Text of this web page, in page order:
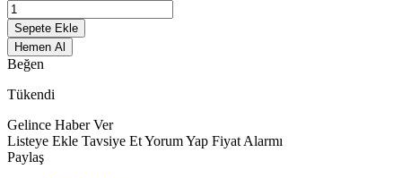
Sepete Ekle
Hemen Al
Beğen
Tükendi
Gelince Haber Ver
Listeye Ekle Tavsiye EtYorum Yap Fiyat Alarmı
Paylaş